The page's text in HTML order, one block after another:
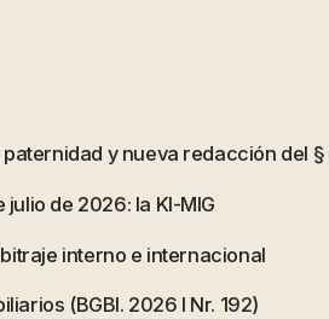
y nueva redacción del §
de 2026: la KI-MIG
interno e internacional
(BGBl. 2026 I Nr. 192)